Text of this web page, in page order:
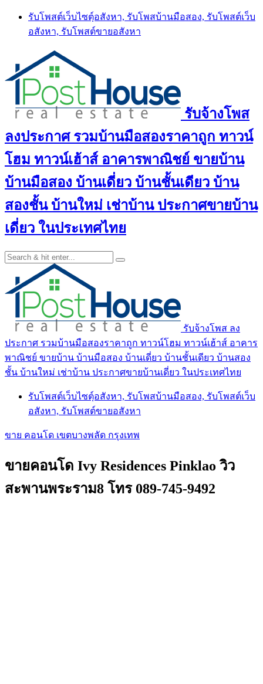
Skip
content
รับโพสต์เว็บไซตฺ์อสังหา, รับโพสบ้านมือสอง, รับโพสต์เว็บ
อสังหา, รับโพสต์ขายอสังหา
รับจ้างโพส
ลงประกาศ รวมบ้านมือสองราคาถูก ทาวน์
โฮม ทาวน์เฮ้าส์ อาคารพาณิชย์ ขายบ้าน
บ้านมือสอง บ้านเดี่ยว บ้านชั้นเดียว บ้าน
สองชั้น บ้านใหม่ เช่าบ้าน ประกาศขายบ้าน
เดี่ยว ในประเทศไทย
รับจ้างโพส ลง
ประกาศ รวมบ้านมือสองราคาถูก ทาวน์โฮม ทาวน์เฮ้าส์ อาคาร
พาณิชย์ ขายบ้าน บ้านมือสอง บ้านเดี่ยว บ้านชั้นเดียว บ้านสอง
ชั้น บ้านใหม่ เช่าบ้าน ประกาศขายบ้านเดี่ยว ในประเทศไทย
รับโพสต์เว็บไซตฺ์อสังหา, รับโพสบ้านมือสอง, รับโพสต์เว็บ
อสังหา, รับโพสต์ขายอสังหา
ขาย คอนโด เขตบางพลัด กรุงเทพ
ขายคอนโด Ivy Residences Pinklao วิว
สะพานพระราม8 โทร 089-745-9492